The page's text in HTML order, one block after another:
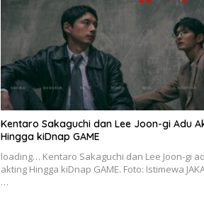
Kentaro Sakaguchi dan Lee Joon-gi Adu
Hingga kiDnap GAME
loading… Kentaro Sakaguchi dan Lee Joon-gi
akting Hingga kiDnap GAME. Foto: Istimewa
…